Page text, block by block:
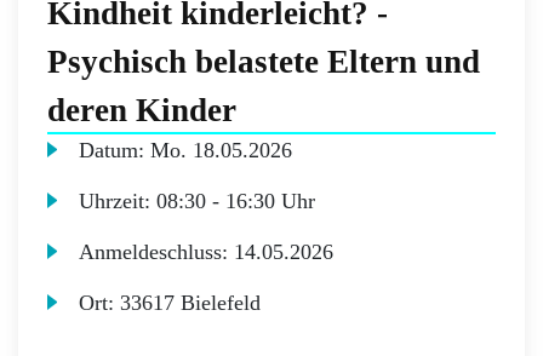
Kindheit kinderleicht? -
Psychisch belastete Eltern und
deren Kinder
Datum:Mo. 18.05.2026
Uhrzeit:08:30 - 16:30 Uhr
Anmeldeschluss: 14.05.2026
Ort:33617 Bielefeld